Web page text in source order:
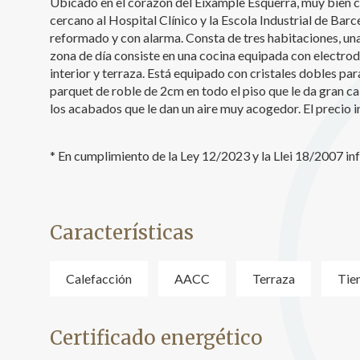
cercano al Hospital Clínico y la Escola Industrial de
reformado y con alarma. Consta de tres habitaciones,
zona de día consiste en una cocina equipada con
interior y terraza. Está equipado con cristales dobles
parquet de roble de 2cm en todo el piso que le da gran
los acabados que le dan un aire muy acogedor. El precio
* En cumplimiento de la Ley 12/2023 y la Llei 18/2007
Características
Calefacción AACC Terraza
Certificado energético
sitio
los
que
del